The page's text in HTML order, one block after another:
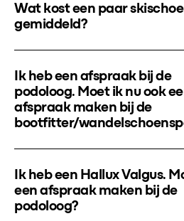
Wat kost een paar
gemiddeld?
Ik heb een afspraak bij de
podoloog. Moet ik nu ook
afspraak maken bij de
bootfitter/
Ik heb een Hallux Valgus.
een afspraak maken bij de
podoloog?